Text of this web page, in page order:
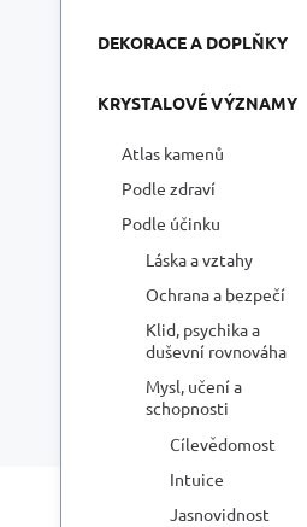
DEKORACE A DOPLŇKY
KRYSTALOVÉ VÝZNAMY
Atlas kamenů
Podle zdraví
Podle účinku
Láska a vztahy
Ochrana a bezpečí
Klid, psychika a
duševní rovnováha
Mysl, učení a
schopnosti
Cílevědomost
Intuice
Jasnovidnost